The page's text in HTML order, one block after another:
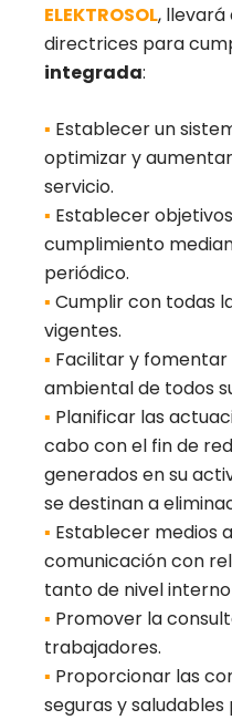
ELEKTROSOL, llevará
directrices para
integrada:
▪ Establecer un
optimizar y
servicio.
▪ Establecer
cumplimiento
periódico.
▪ Cumplir con todas
vigentes.
▪ Facilitar y
ambiental de todos
▪ Planificar las
cabo con el fin de
generados en su
se destinan a
▪ Establecer medios
comunicación con
tanto de nivel
▪ Promover la
trabajadores.
▪ Proporcionar las
seguras y